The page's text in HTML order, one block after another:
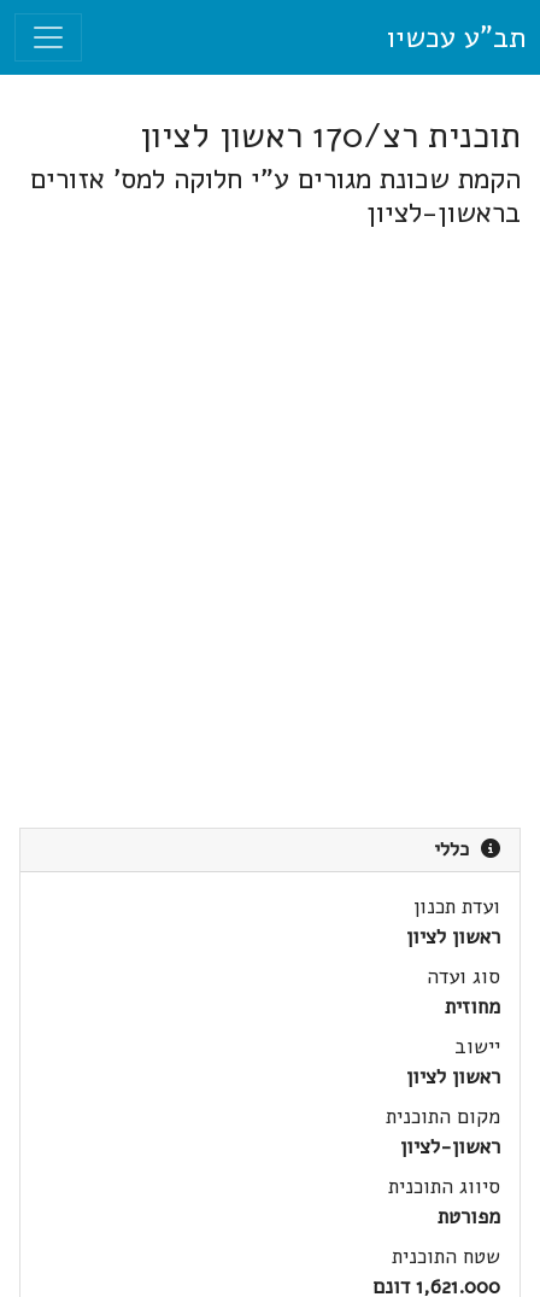
תב"ע עכשיו
תוכנית רצ/170 ראשון לציון
הקמת שכונת מגורים ע"י חלוקה למס' אזורים
בראשון-לציון
כללי
ועדת תכנון
ראשון לציון
סוג ועדה
מחוזית
יישוב
ראשון לציון
מקום התוכנית
ראשון-לציון
סיווג התוכנית
מפורטת
שטח התוכנית
1,621.000 דונם